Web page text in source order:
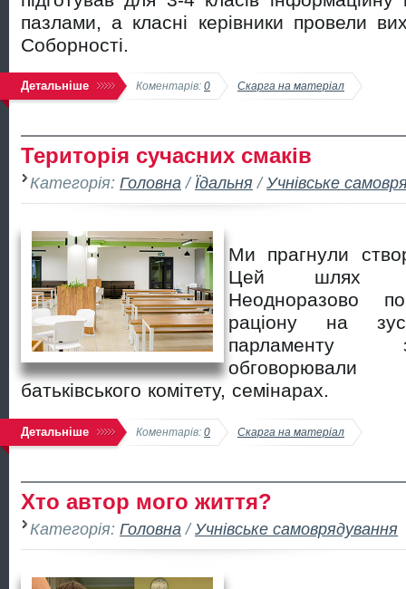
пазлами, а класні керівники провели
Соборності.
Детальніше Коментарів: 0 Скарга на матеріал
Територія сучасних смаків
Категорія: Головна /Їдальня/Учнівське
Ми прагнули
Цей шлях
Неодноразово
раціону на
парламенту
батьківського комітету, семінарах.
Детальніше Коментарів: 0 Скарга на матеріал
Хто автор мого життя?
Категорія: Головна /Учнівське самоврядування